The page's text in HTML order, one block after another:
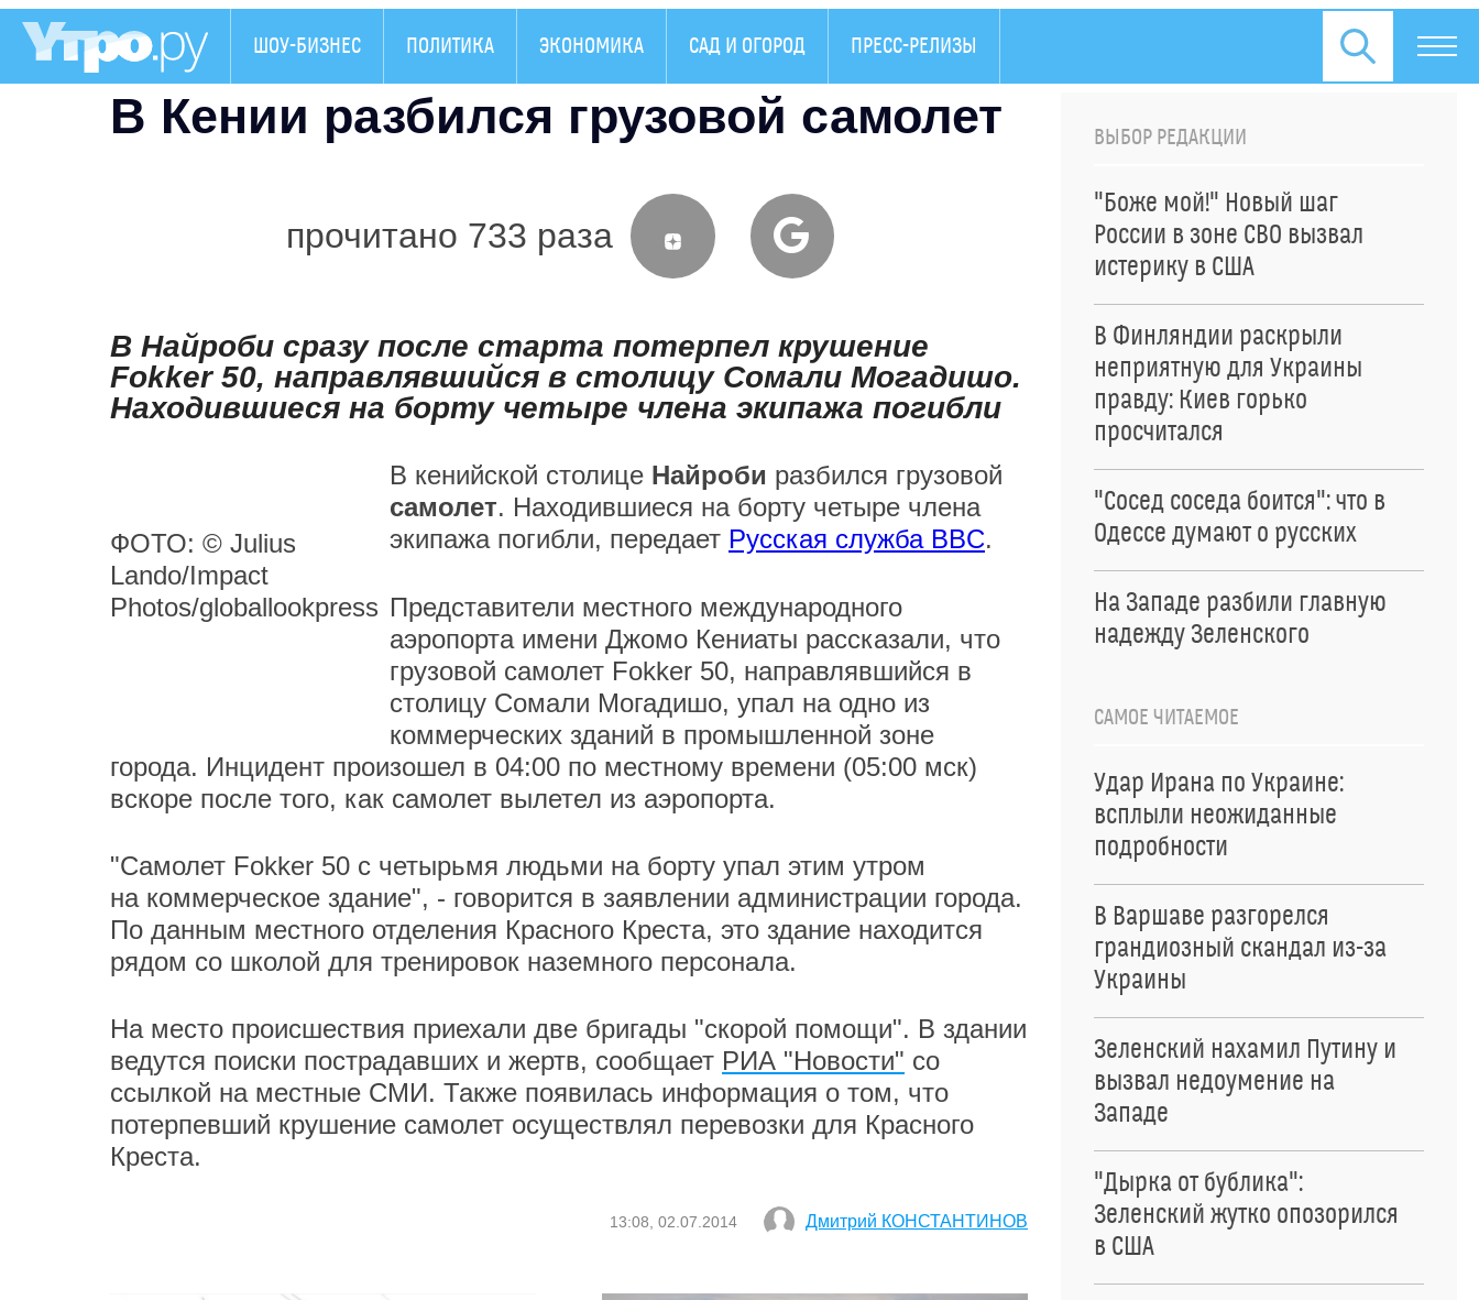
ШОУ-БИЗНЕС ПОЛИТИКА ЭКОНОМИКА САД И ОГОРОД ПРЕСС-РЕЛИЗЫ
В Кении разбился грузовой самолет
прочитано 733 раза
В Найроби сразу после старта потерпел крушение
Fokker 50, направлявшийся в столицу Сомали Могадишо.
Находившиеся на борту четыре члена экипажа погибли
ФОТО: © Julius
Lando/Impact
Photos/globallookpress
В кенийской столице Найроби разбился грузовой
самолет. Находившиеся на борту четыре члена
экипажа погибли, передает Русская служба BBC.
Представители местного международного
аэропорта имени Джомо Кениаты рассказали, что
грузовой самолет Fokker 50, направлявшийся в
столицу Сомали Могадишо, упал на одно из
коммерческих зданий в промышленной зоне
города. Инцидент произошел в 04:00 по местному времени (05:00 мск)
вскоре после того, как самолет вылетел из аэропорта.
"Самолет Fokker 50 с четырьмя людьми на борту упал этим утром
на коммерческое здание", - говорится в заявлении администрации города.
По данным местного отделения Красного Креста, это здание находится
рядом со школой для тренировок наземного персонала.
На место происшествия приехали две бригады "скорой помощи". В здании
ведутся поиски пострадавших и жертв, сообщает РИА "Новости" со
ссылкой на местные СМИ. Также появилась информация о том, что
потерпевший крушение самолет осуществлял перевозки для Красного
Креста.
13:08, 02.07.2014 Дмитрий КОНСТАНТИНОВ
ВЫБОР РЕДАКЦИИ
"Боже мой!" Новый шаг
России в зоне СВО вызвал
истерику в США
В Финляндии раскрыли
неприятную для Украины
правду: Киев горько
просчитался
"Сосед соседа боится": что в
Одессе думают о русских
На Западе разбили главную
надежду Зеленского
САМОЕ ЧИТАЕМОЕ
Удар Ирана по Украине:
всплыли неожиданные
подробности
В Варшаве разгорелся
грандиозный скандал из-за
Украины
Зеленский нахамил Путину и
вызвал недоумение на
Западе
"Дырка от бублика":
Зеленский жутко опозорился
в США